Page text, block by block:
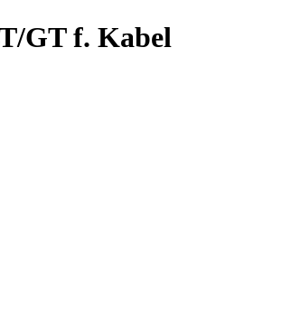
GT f. Kabel